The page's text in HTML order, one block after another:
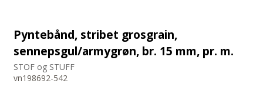
Pyntebånd, stribet grosgrain,
sennepsgul/armygrøn, br. 15 mm, pr. m.
STOF og STUFF
vn198692-542